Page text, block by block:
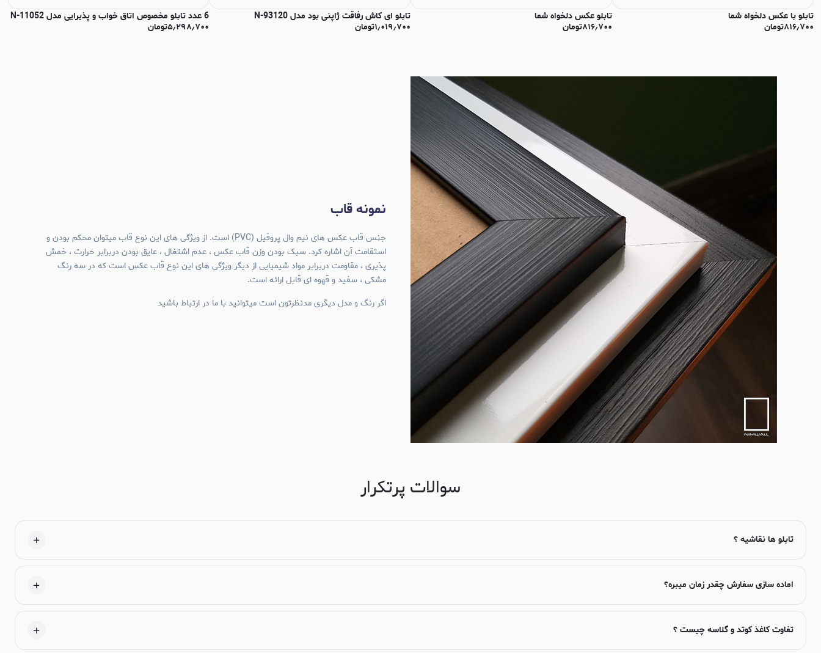
تابلو با عکس دلخواه شما
۸۱۶٫۷۰۰تومان
تابلو عکس دلخواه شما
۸۱۶٫۷۰۰تومان
تابلو ای کاش رفاقت ژاپنی بود مدل N-93120
۱٫۰۱۹٫۷۰۰تومان
6 عدد تابلو مخصوص اتاق خواب و پذیرایی مدل N-11052
۵٫۲۹۸٫۷۰۰تومان
نمونه قاب
جنس قاب عکس های نیم وال پروفیل (PVC) است. از ویژگی های این نوع قاب میتوان محکم بودن و
استقامت آن اشاره کرد. سبک بودن وزن قاب عکس ، عدم اشتغال ، عایق بودن دربرابر حرارت ، خمش
پذیری ، مقاومت دربرابر مواد شیمیایی از دیگر ویژگی های این نوع قاب عکس است که در سه رنگ
مشکی ، سفید و قهوه ای قابل ارائه است.
اگر رنگ و مدل دیگری مدنظرتون است میتوانید با ما در ارتباط باشید
سوالات پرتکرار
تابلو ها نقاشیه ؟
اماده سازی سفارش چقدر زمان میبره؟
تفاوت کاغذ کوتد و گلاسه چیست ؟